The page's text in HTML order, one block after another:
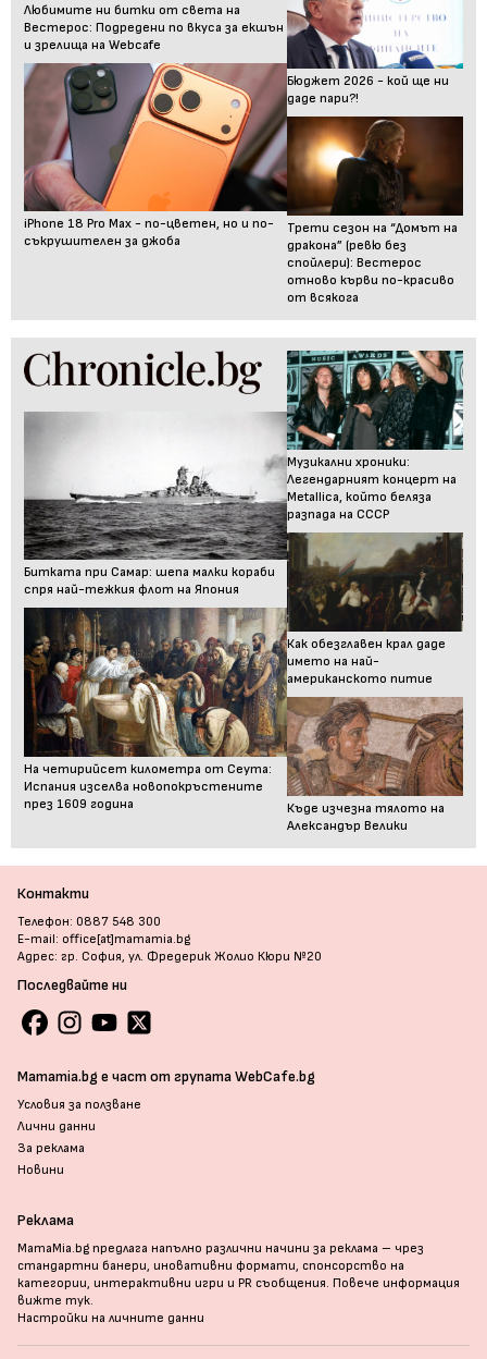
Любимите ни битки от света на
Вестерос: Подредени по вкуса за екшън
и зрелища на Webcafe
iPhone 18 Pro Max - по-цветен, но и по-
съкрушителен за джоба
Бюджет 2026 - кой ще ни
даде пари?!
Трети сезон на “Домът на
дракона” (ревю без
спойлери): Вестерос
отново кърви по-красиво
от всякога
Битката при Самар: шепа малки кораби
спря най-тежкия флот на Япония
На четирийсет километра от Сеута:
Испания изселва новопокръстените
през 1609 година
Музикални хроники:
Легендарният концерт на
Metallica, който беляза
разпада на СССР
Как обезглавен крал даде
името на най-
американското питие
Къде изчезна тялото на
Александър Велики
Контакти
Телефон: 0887 548 300
E-mail: office[at]mamamia.bg
Адрес: гр. София, ул. Фредерик Жолио Кюри №20
Последвайте ни
Mamamia.bg е част от групата WebCafe.bg
Условия за ползване
Лични данни
За реклама
Новини
Реклама
MamaMia.bg предлага напълно различни начини за реклама – чрез
стандартни банери, иновативни формати, спонсорство на
категории, интерактивни игри и PR съобщения. Повече информация
вижте тук.
Настройки на личните данни